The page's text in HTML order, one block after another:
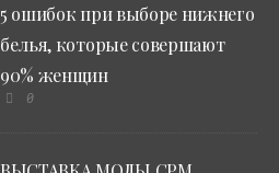
5 ошибок при выборе нижнего
белья, которые совершают
90% женщин
0